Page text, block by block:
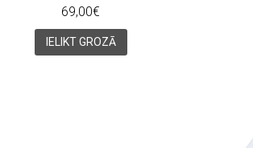
69,00€
IELIKT GROZĀ